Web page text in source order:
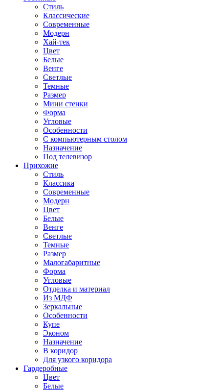
Стиль
Классические
Современные
Модерн
Хай-тек
Цвет
Белые
Венге
Светлые
Темные
Размер
Мини стенки
Форма
Угловые
Особенности
С компьютерным столом
Назначение
Под телевизор
Прихожие
Стиль
Классика
Современные
Модерн
Цвет
Белые
Венге
Светлые
Темные
Размер
Малогабаритные
Форма
Угловые
Отделка и материал
Из МДФ
Зеркальные
Особенности
Купе
Эконом
Назначение
В коридор
Для узкого коридора
Гардеробные
Цвет
Белые